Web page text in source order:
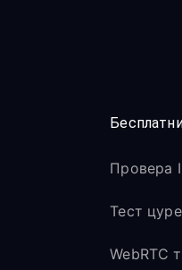
Провера
Тест
WebRTC